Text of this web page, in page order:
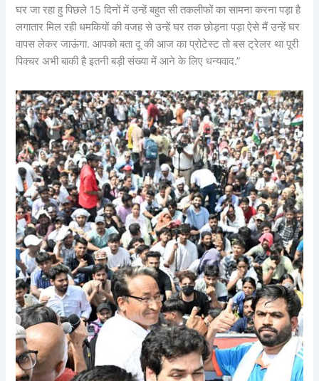
घर जा रहा हु पिछले 15 दिनों में उन्हें बहुत सी तकलीफों का सामना करना पड़ा है
लगातार मिल रही धमकियों की वजह से उन्हें घर तक छोड़ना पड़ा ऐसे मैं उन्हें घर
वापस लेकर जाऊंगा. आपको बता दू की आज का प्रोटेस्ट तो बस ट्रेलर था पूरी
पिक्चर अभी बाकी है इतनी बड़ी संख्या में आने के लिए धन्यवाद.”